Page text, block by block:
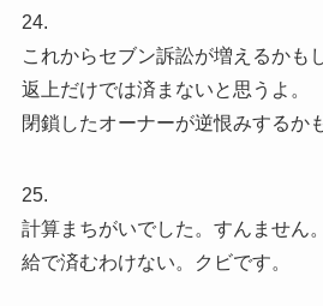
24.
これからセブン訴訟が増えるかも
返上だけでは済まないと思うよ。
閉鎖したオーナーが逆恨みするか
25.
計算まちがいでした。すんません
給で済むわけない。クビです。